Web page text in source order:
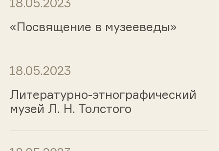
18.05.2023
«Посвящение в музееведы»
18.05.2023
Литературно-этнографический
музей Л. Н. Толстого